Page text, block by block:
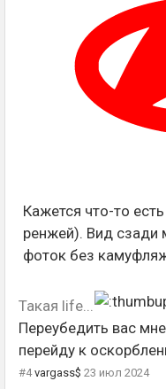
Кажется что-то
ренжей). Вид
фоток без
Такая life...
Переубедить вас
перейду к
#4 vargass$ 23 июл 2024